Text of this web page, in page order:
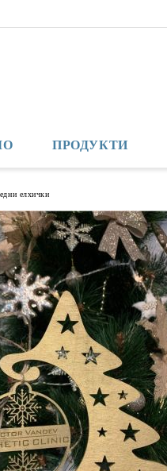
ПРОДУКТИ
елхички